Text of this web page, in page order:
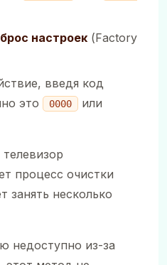
настроек (Factory
введя код
это
0000 или
процесс очистки
занять несколько
недоступно из-за